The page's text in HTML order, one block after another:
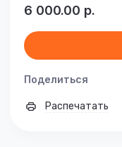
6 000.00 р.
Поделиться
Распечатать